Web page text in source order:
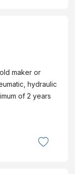
maker or
hydraulic
of 2 years